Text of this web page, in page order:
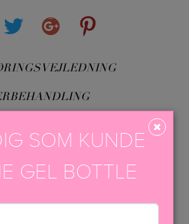
SOM KUNDE
GEL BOTTLE